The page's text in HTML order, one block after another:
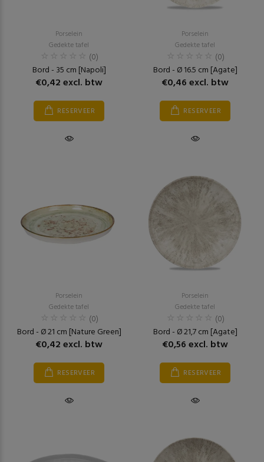
Porselein
Gedekte tafel
(0)
Bord - 35 cm [Napoli]
€0,42 excl. btw
RESERVEER
Porselein
Gedekte tafel
(0)
Bord - Ø 16.5 cm [Agate]
€0,46 excl. btw
RESERVEER
Porselein
Gedekte tafel
(0)
Bord - Ø 21 cm [Nature Green]
€0,42 excl. btw
RESERVEER
Porselein
Gedekte tafel
(0)
Bord - Ø 21,7 cm [Agate]
€0,56 excl. btw
RESERVEER